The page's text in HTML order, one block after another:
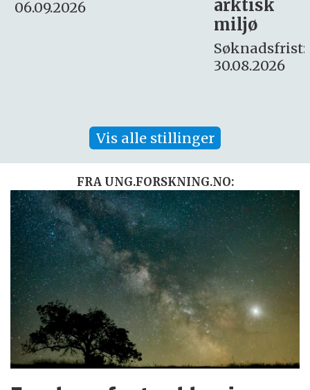
Søknadsfrist:
16. august.
Vis alle stillinger
FRA UNG.FORSKNING.NO: